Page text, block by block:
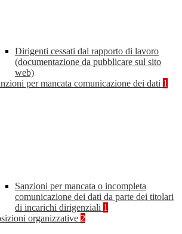
Dirigenti cessati dal rapporto di lavoro
(documentazione da pubblicare sul sito
web)
per mancata comunicazione dei dati 1
Sanzioni per mancata o incompleta
comunicazione dei dati da parte dei titolari
di incarichi dirigenziali 1
organizzative 2